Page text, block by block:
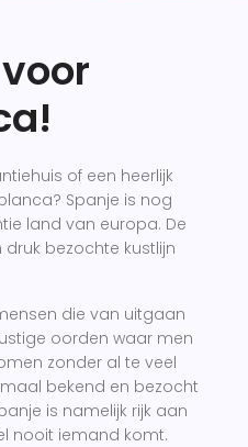
of een heerlijk
Spanje is nog
land van europa. De
bezochte kustlijn
die van uitgaan
oorden waar men
zonder al te veel
bekend en bezocht
is namelijk rijk aan
nooit iemand komt.